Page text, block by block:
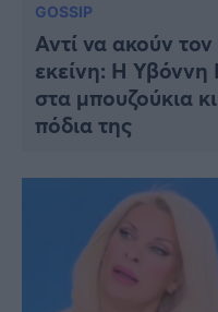
GOSSIP
Αντί να ακούν
εκείνη: Η Υβόννη
στα μπουζούκια
πόδια της